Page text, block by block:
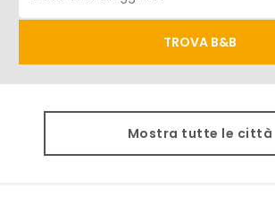
Mostra tutte le città